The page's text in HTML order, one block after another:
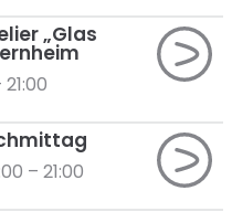
„Glas
21:00
– 21:00